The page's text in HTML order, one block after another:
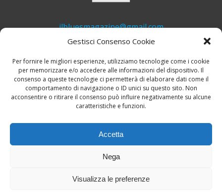
Gestisci Consenso Cookie
Per fornire le migliori esperienze, utilizziamo tecnologie come i cookie
per memorizzare e/o accedere alle informazioni del dispositivo. Il
consenso a queste tecnologie ci permetterà di elaborare dati come il
comportamento di navigazione o ID unici su questo sito. Non
acconsentire o ritirare il consenso può influire negativamente su alcune
caratteristiche e funzioni.
Accetta
Nega
Visualizza le preferenze
ilbluesmagazine@gmail.com
+39 339 748 6635
© 2026 Il Blues Magazine. Powered by